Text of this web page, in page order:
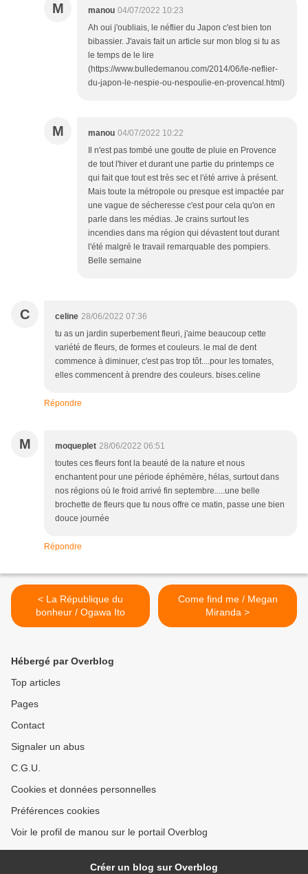
M manou 04/07/2022 10:23
Ah oui j'oubliais, le néflier du Japon c'est bien ton
bibassier. J'avais fait un article sur mon blog si tu as
le temps de le lire
(https://www.bulledemanou.com/2014/06/le-neflier-
du-japon-le-nespie-ou-nespoulie-en-provencal.html)
M manou 04/07/2022 10:22
Il n'est pas tombé une goutte de pluie en Provence
de tout l'hiver et durant une partie du printemps ce
qui fait que tout est très sec et l'été arrive à présent.
Mais toute la métropole ou presque est impactée par
une vague de sécheresse c'est pour cela qu'on en
parle dans les médias. Je crains surtout les
incendies dans ma région qui dévastent tout durant
l'été malgré le travail remarquable des pompiers.
Belle semaine
C celine 28/06/2022 07:36
tu as un jardin superbement fleuri, j'aime beaucoup cette
variété de fleurs, de formes et couleurs. le mal de dent
commence à diminuer, c'est pas trop tôt....pour les tomates,
elles commencent à prendre des couleurs. bises.celine
Répondre
M moqueplet 28/06/2022 06:51
toutes ces fleurs font la beauté de la nature et nous
enchantent pour une période éphémère, hélas, surtout dans
nos régions où le froid arrivé fin septembre.....une belle
brochette de fleurs que tu nous offre ce matin, passe une bien
douce journée
Répondre
< La République du
bonheur / Ogawa Ito
Come find me / Megan
Miranda >
Hébergé par Overblog
Top articles
Pages
Contact
Signaler un abus
C.G.U.
Cookies et données personnelles
Préférences cookies
Voir le profil de manou sur le portail Overblog
Créer un blog sur Overblog